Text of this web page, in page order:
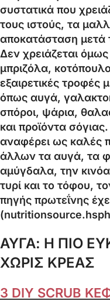
συστατικά που
τους ιστούς, τα
αποκατάσταση μετά
Δεν χρειάζεται
μπριζόλα,
εξαιρετικές τροφές
όπως αυγά,
σπόροι, ψάρια,
και προϊόντα
αναφέρει ως καλές
άλλων τα αυγά, τα
αμύγδαλα, την
τυρί και το τόφου,
πηγής πρωτεΐνης
ΑΥΓΑ: Η ΠΙΟ
ΧΩΡΙΣ ΚΡΕΑΣ
3 DIY SCRUB